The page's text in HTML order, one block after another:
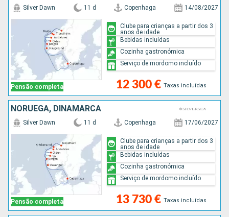
Pensão completa
Silver Dawn 11 d Copenhaga 14/08/2027
12 300 € Taxas incluídas
Clube para crianças a partir dos 3
anos de idade
Bebidas incluídas
Cozinha gastronómica
Serviço de mordomo incluído
NORUEGA, DINAMARCA
Pensão completa
Silver Dawn 11 d Copenhaga 17/06/2027
13 730 € Taxas incluídas
Clube para crianças a partir dos 3
anos de idade
Bebidas incluídas
Cozinha gastronómica
Serviço de mordomo incluído